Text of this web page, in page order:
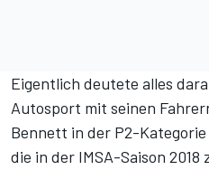
Eigentlich deutete alles
Autosport mit seinen
Bennett in der P2-
die in der IMSA-Saison 2018